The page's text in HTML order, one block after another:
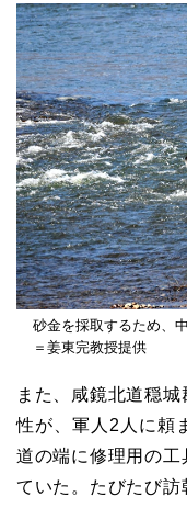
砂金を採取するため、
＝姜東完教授提供
また、咸鏡北道穏
性が、軍人2人に頼
道の端に修理用の工
ていた。たびたび訪